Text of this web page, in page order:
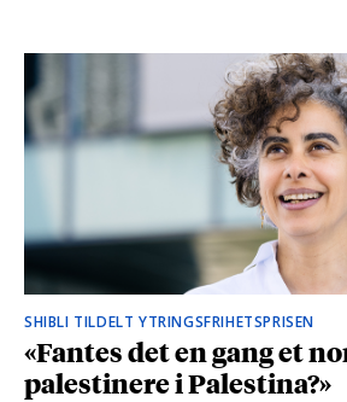
SHIBLI TILDELT YTRINGSFRIHETSPRISEN
«Fantes det en gang et
palestinere i Palestina?»